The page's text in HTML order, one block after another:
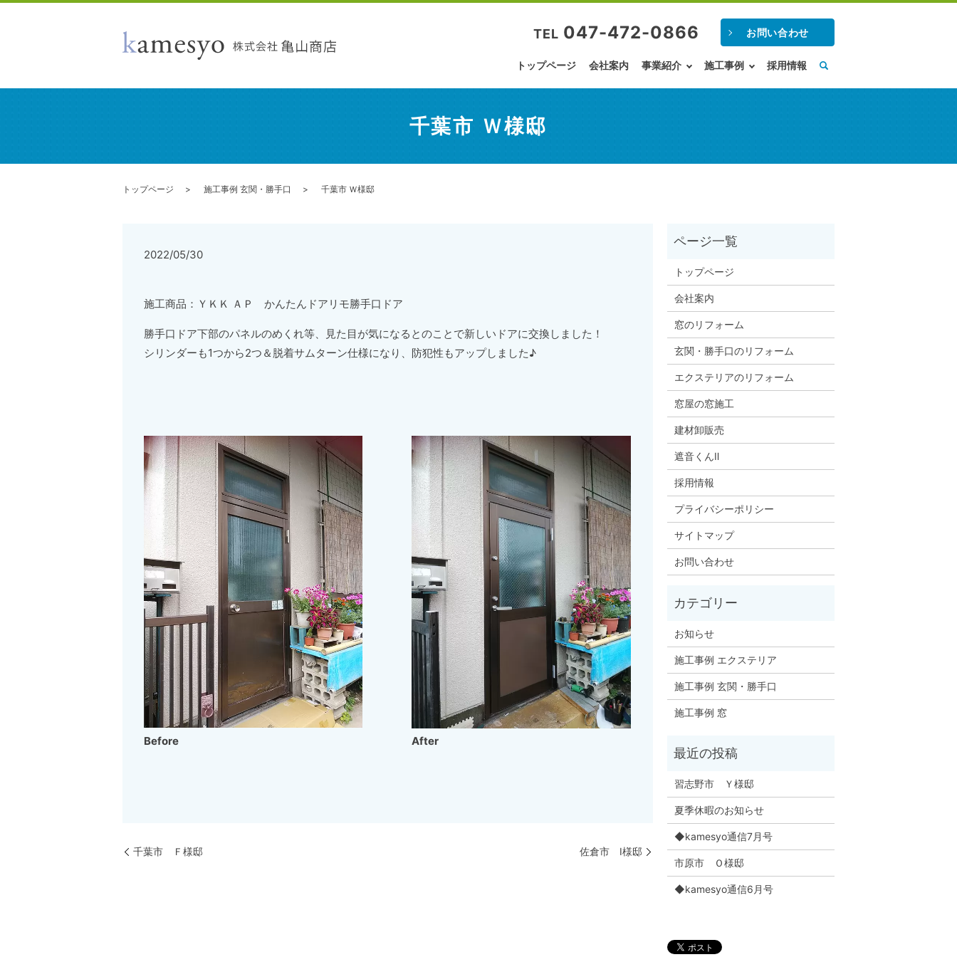
トップページ 会社案内 事業紹介 施工事例 採用情報
TEL 047-472-0866 お問い合わせ
千葉市 Ｗ様邸
トップページ 施工事例 玄関・勝手口 千葉市 Ｗ様邸
2022/05/30
施工商品：ＹＫＫ ＡＰ かんたんドアリモ勝手口ドア
勝手口ドア下部のパネルのめくれ等、見た目が気になるとのことで新しいドアに交換しました！
シリンダーも1つから2つ＆脱着サムターン仕様になり、防犯性もアップしました♪
Before After
千葉市 Ｆ様邸 佐倉市 Ⅰ様邸
トップページ
会社案内
窓のリフォーム
玄関・勝手口のリフォーム
エクステリアのリフォーム
窓屋の窓施工
建材卸販売
遮音くんⅡ
採用情報
プライバシーポリシー
サイトマップ
お問い合わせ
お知らせ
施工事例 エクステリア
施工事例 玄関・勝手口
施工事例 窓
習志野市 Ｙ様邸
夏季休暇のお知らせ
◆kamesyo通信7月号
市原市 Ｏ様邸
◆kamesyo通信6月号